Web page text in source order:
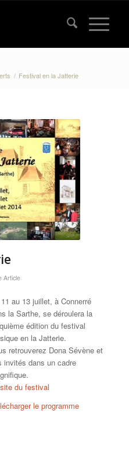
/ Festival en la Jatterie
Article
au 13 juillet, à Connerré
la Sarthe, se déroulera la
édition du festival
en la Jatterie.
retrouverez Dona Sévène et
invités dans un cadre
du festival
le programme